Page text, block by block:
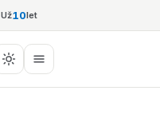
Už10let